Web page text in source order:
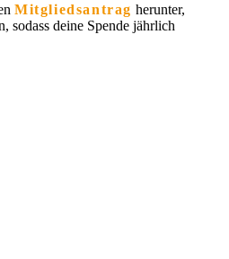
Mitgliedsantrag herunter,
sodass deine Spende jährlich